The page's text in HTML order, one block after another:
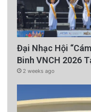
Đại Nhạc Hội
Binh VNCH 2026
2 weeks ago